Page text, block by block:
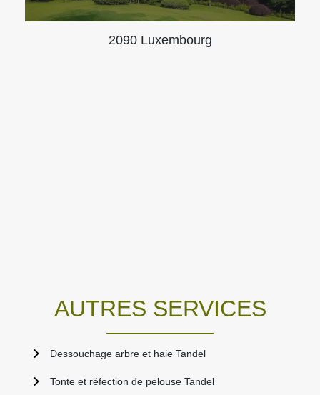
2090 Luxembourg
AUTRES SERVICES
Dessouchage arbre et haie Tandel
Tonte et réfection de pelouse Tandel